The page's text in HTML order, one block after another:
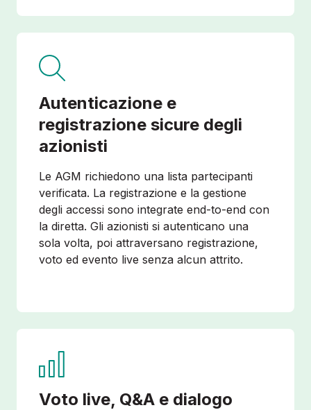
Autenticazione e
registrazione sicure degli
azionisti
Le AGM richiedono una lista partecipanti
verificata. La registrazione e la gestione
degli accessi sono integrate end-to-end con
la diretta. Gli azionisti si autenticano una
sola volta, poi attraversano registrazione,
voto ed evento live senza alcun attrito.
Voto live, Q&A e dialogo